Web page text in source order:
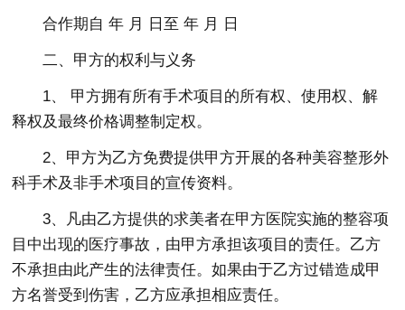
合作期自 年 月 日至 年 月 日
二、甲方的权利与义务
1、 甲方拥有所有手术项目的所有权、使用权、解
释权及最终价格调整制定权。
2、甲方为乙方免费提供甲方开展的各种美容整形外
科手术及非手术项目的宣传资料。
3、凡由乙方提供的求美者在甲方医院实施的整容项
目中出现的医疗事故，由甲方承担该项目的责任。乙方
不承担由此产生的法律责任。如果由于乙方过错造成甲
方名誉受到伤害，乙方应承担相应责任。